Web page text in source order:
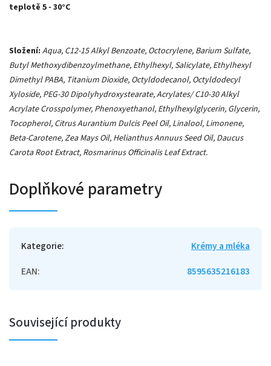
teplotě 5 - 30°C
Složení: Aqua, C12-15 Alkyl Benzoate, Octocrylene, Barium Sulfate,
Butyl Methoxydibenzoylmethane, Ethylhexyl, Salicylate, Ethylhexyl
Dimethyl PABA, Titanium Dioxide, Octyldodecanol, Octyldodecyl
Xyloside, PEG-30 Dipolyhydroxystearate, Acrylates/ C10-30 Alkyl
Acrylate Crosspolymer, Phenoxyethanol, Ethylhexylglycerin, Glycerin,
Tocopherol, Citrus Aurantium Dulcis Peel Oil, Linalool, Limonene,
Beta-Carotene, Zea Mays Oil, Helianthus Annuus Seed Oil, Daucus
Carota Root Extract, Rosmarinus Officinalis Leaf Extract.
Doplňkové parametry
Kategorie:
Krémy a mléka
EAN: 8595635216183
Související produkty